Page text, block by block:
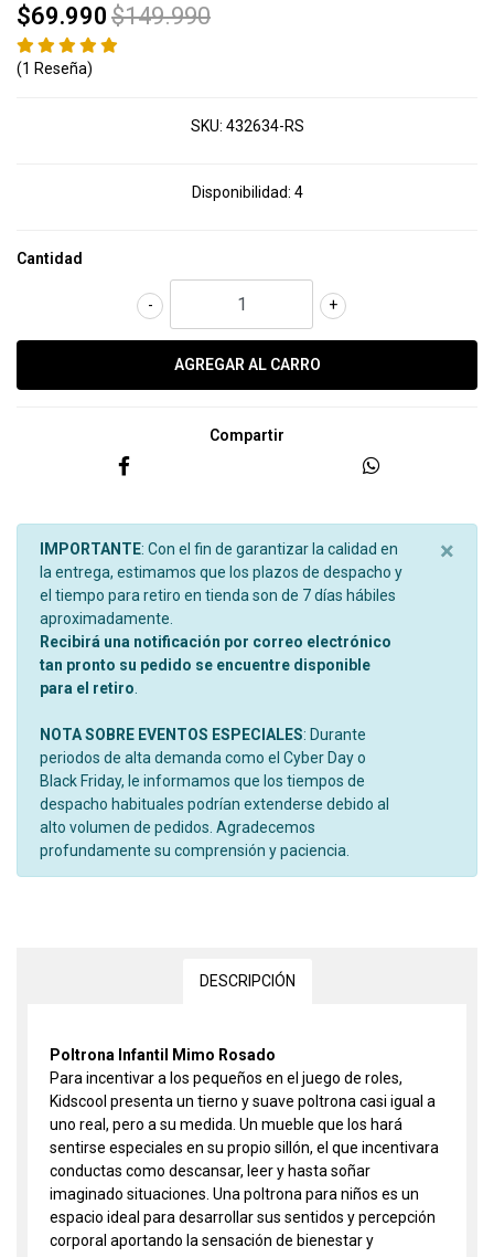
$69.990 $149.990
(1 Reseña)
SKU: 432634-RS
Disponibilidad: 4
Cantidad
+
-
Compartir
IMPORTANTE: Con el fin de garantizar la calidad en
la entrega, estimamos que los plazos de despacho y
el tiempo para retiro en tienda son de 7 días hábiles
aproximadamente.
Recibirá una notificación por correo electrónico
tan pronto su pedido se encuentre disponible
para el retiro
NOTA SOBRE EVENTOS ESPECIALES: Durante
periodos de alta demanda como el Cyber Day o
Black Friday, le informamos que los tiempos de
despacho habituales podrían extenderse debido al
alto volumen de pedidos. Agradecemos
profundamente su comprensión y paciencia.
×
DESCRIPCIÓN
Poltrona Infantil Mimo Rosado
Para incentivar a los pequeños en el juego de roles,
Kidscool presenta un tierno y suave poltrona casi igual a
uno real, pero a su medida. Un mueble que los hará
sentirse especiales en su propio sillón, el que incentivara
conductas como descansar, leer y hasta soñar
imaginado situaciones. Una poltrona para niños es un
espacio ideal para desarrollar sus sentidos y percepción
corporal aportando la sensación de bienestar y